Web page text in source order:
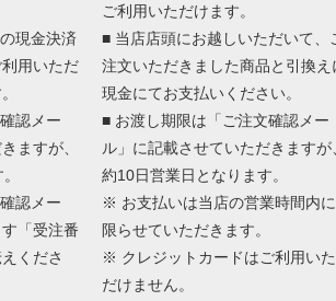
現金決済
利用いただ
認メー
ますが、
認メー
「受注番
くださ
ご利用いただけます。
■ 当店店頭にお越しいただいて、
注文いただきました商品と引換え
現金にてお支払いください。
■ お渡し期限は「ご注文確認メー
ル」に記載させていただきますが
約10日営業日となります。
※ お支払いは当店の営業時間内に
限らせていただきます。
※ クレジットカードはご利用いた
だけません。